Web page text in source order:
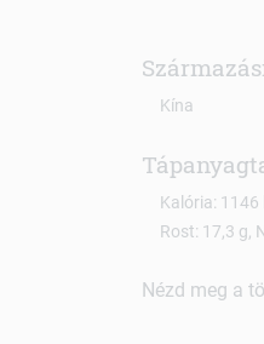
Kína
Kalória:
Rost: 17,3 g,
Nézd meg a